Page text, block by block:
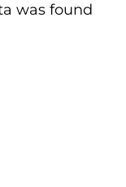
was found